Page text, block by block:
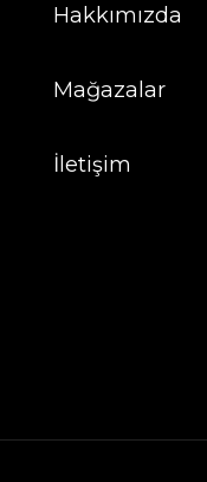
Hakkımızda
Mağazalar
İletişim